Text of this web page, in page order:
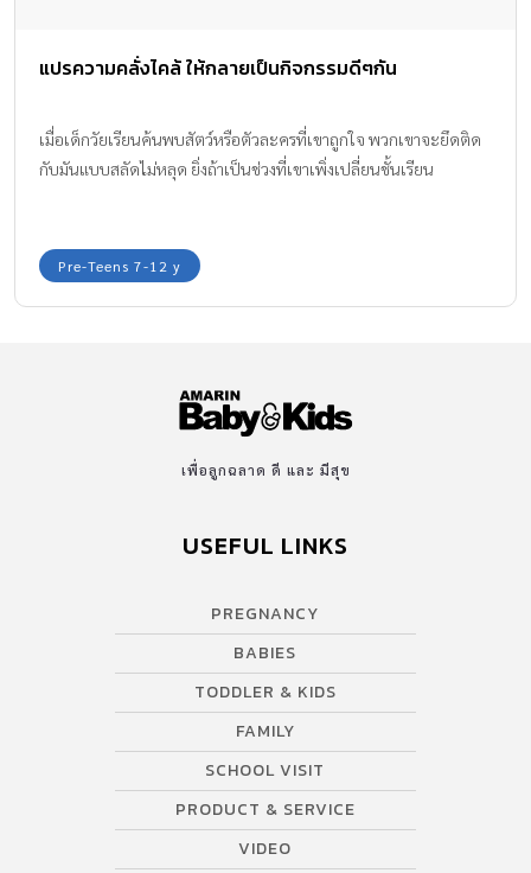
แปรความคลั่งไคล้ ให้กลายเป็นกิจกรรมดีๆกัน
เมื่อเด็กวัยเรียนค้นพบสัตว์หรือตัวละครที่เขาถูกใจ พวกเขาจะยึดติด
กับมันแบบสลัดไม่หลุด ยิ่งถ้าเป็นช่วงที่เขาเพิ่งเปลี่ยนชั้นเรียน
Pre-Teens 7-12 y
เพื่อลูกฉลาด ดี และ มีสุข
USEFUL LINKS
PREGNANCY
BABIES
TODDLER & KIDS
FAMILY
SCHOOL VISIT
PRODUCT & SERVICE
VIDEO